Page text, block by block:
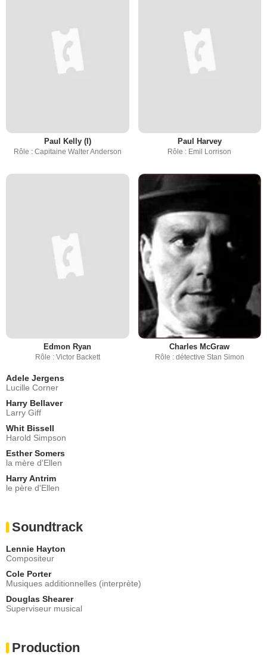
Paul Kelly (I)
Rôle : Capitaine Walter Anderson
Paul Harvey
Rôle : Emil Lorrison
Edmon Ryan
Rôle : Victor Backett
Charles McGraw
Rôle : détective Stan Simon
Adele Jergens
Lucille Corner
Harry Bellaver
Larry Giff
Whit Bissell
Harold Simpson
Esther Somers
la mère d'Ellen
Harry Antrim
le père d'Ellen
Soundtrack
Lennie Hayton
Compositeur
Cole Porter
Musiques additionnelles (interprète)
Douglas Shearer
Superviseur musical
Production